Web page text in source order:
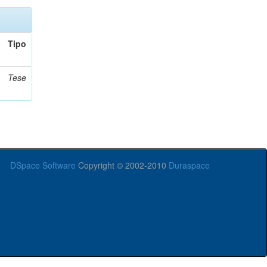
Tipo
Tese
DSpace Software Copyright © 2002-2010 Duraspace